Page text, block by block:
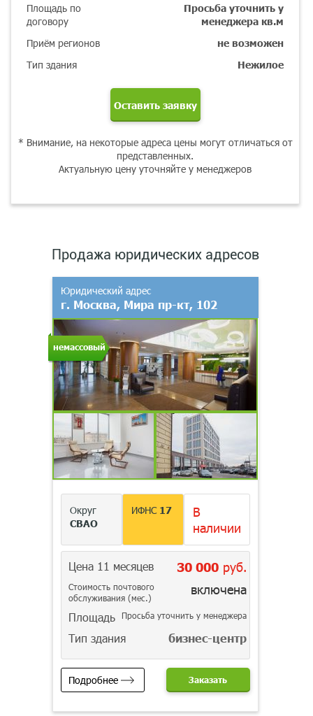
Площадь по
договору
Просьба уточнить у
менеджера кв.м
Приём регионов не возможен
Тип здания Нежилое
Оставить заявку
* Внимание, на некоторые адреса цены могут отличаться от
представленных.
Актуальную цену уточняйте у менеджеров
Продажа юридических адресов
немассовый
Юридический адрес
г. Москва, Мира пр-кт, 102
Округ
СВАО
ИФНС 17
В
наличии
Цена 11 месяцев 30 000руб.
Стоимость почтового
обслуживания (мес.)
включена
Площадь Просьба уточнить у менеджера
Тип здания бизнес-центр
Подробнее Заказать